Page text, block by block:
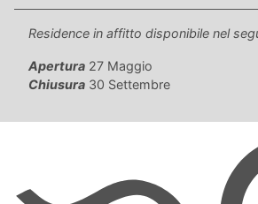
Residence in affitto disponibile nel
Apertura 27 Maggio
Chiusura 30 Settembre